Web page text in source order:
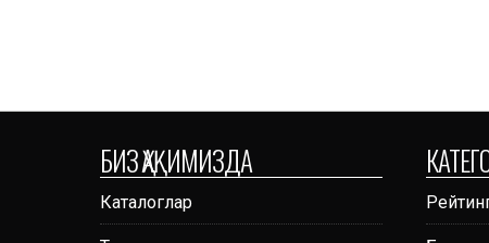
БИЗ ҲАҚИМИЗДА
Каталоглар